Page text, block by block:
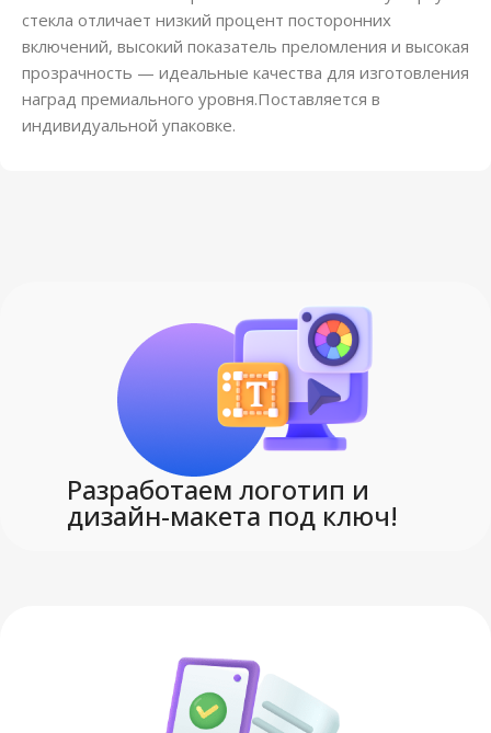
стекла отличает низкий процент посторонних
включений, высокий показатель преломления и высокая
прозрачность — идеальные качества для изготовления
наград премиального уровня.Поставляется в
индивидуальной упаковке.
Разработаем логотип и
дизайн-макета под ключ!